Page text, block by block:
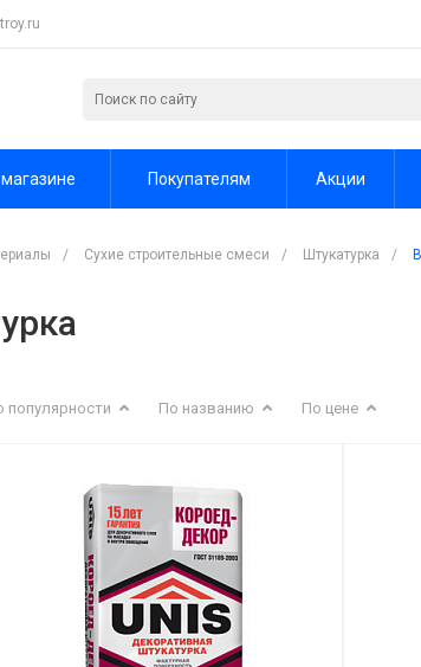
Покупателям Акции
/ Сухие строительные смеси / Штукатурка /
популярности По названию По цене